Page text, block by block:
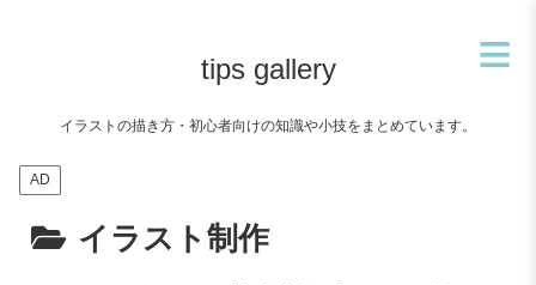
≡
tips gallery
イラストの描き方・初心者向けの知識や小技をまとめています。
AD
イラスト制作